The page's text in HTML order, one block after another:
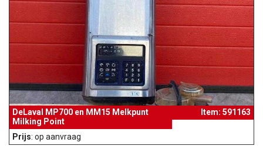
DeLaval MP700 en MM15 Melkpunt
Milking Point
Item: 591163
Prijs: op aanvraag